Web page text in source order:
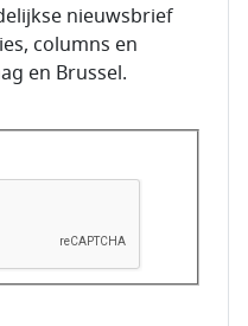
nieuwsbrief
columns en
en Brussel.
dat u een mens